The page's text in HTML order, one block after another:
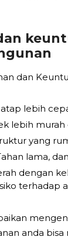
dan
lebih
lebih
yang
lama,
dengan
terhadap
anda